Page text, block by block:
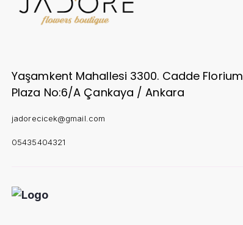
Yaşamkent Mahallesi 3300. Cadde Florium
Plaza No:6/A Çankaya / Ankara
jadorecicek@gmail.com
05435404321